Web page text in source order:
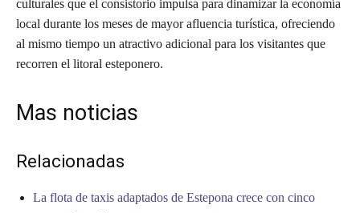
culturales que el consistorio impulsa para dinamizar la economía
local durante los meses de mayor afluencia turística, ofreciendo
al mismo tiempo un atractivo adicional para los visitantes que
recorren el litoral esteponero.
Mas noticias
Relacionadas
La flota de taxis adaptados de Estepona crece con cinco